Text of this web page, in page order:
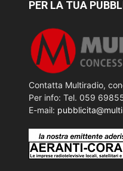
PER LA TUA
Contatta Multiradio,
Per info: Tel. 059
E-mail: